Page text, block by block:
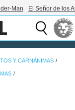
Man El Señor de los
Y CARNÁNIMAS